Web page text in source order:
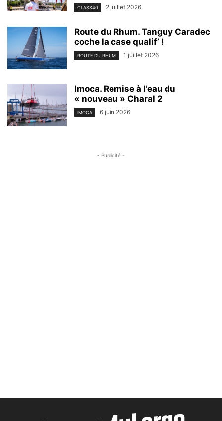
CLASS40 2 juillet 2026
Route du Rhum. Tanguy Caradec
coche la case qualif’ !
ROUTE DU RHUM 1 juillet 2026
Imoca. Remise à l’eau du
« nouveau » Charal 2
IMOCA 6 juin 2026
- Publicité -